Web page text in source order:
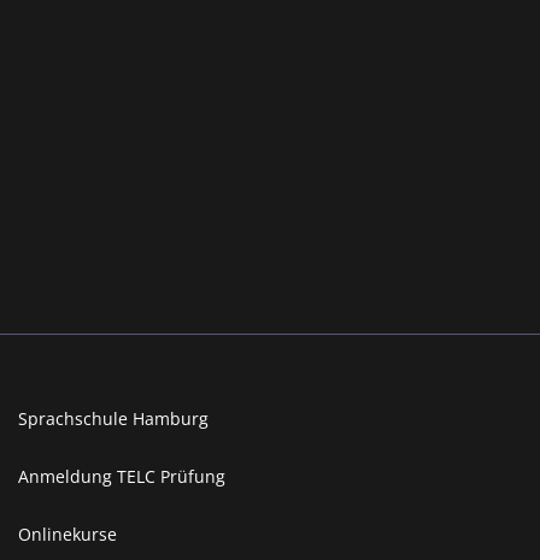
Sprachschule Hamburg
Anmeldung TELC Prüfung
Onlinekurse